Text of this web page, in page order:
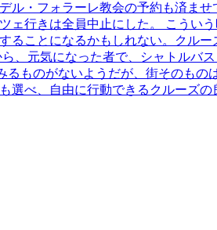
ル・フォラーレ教会の予約も済ま
行きは全員中止にした。 こうい
ことになるかもしれない。クル
、元気になった者で、シャトルバ
ものがないようだが、街そのもの
べ、自由に行動できるクルーズの